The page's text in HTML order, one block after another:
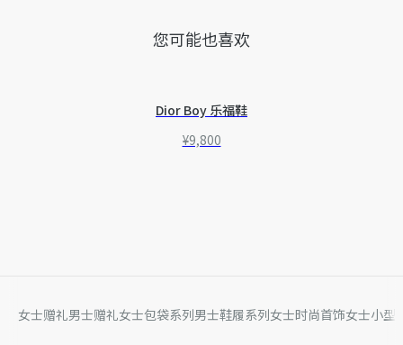
您可能也喜欢
Dior Boy 乐福鞋
¥9,800
女士赠礼男士赠礼女士包袋系列男士鞋履系列女士时尚首饰女士小型